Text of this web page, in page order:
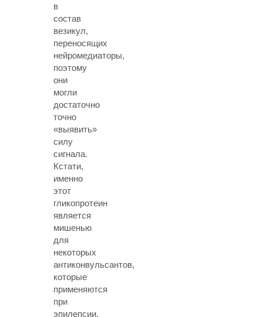
в
состав
везикул,
переносящих
нейромедиаторы,
поэтому
они
могли
достаточно
точно
«выявить»
силу
сигнала.
Кстати,
именно
этот
гликопротеин
является
мишенью
для
некоторых
антиконвульсантов,
которые
применяются
при
эпилепсии.